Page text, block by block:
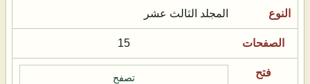
المجلد الثالث عشر
15
تصفح